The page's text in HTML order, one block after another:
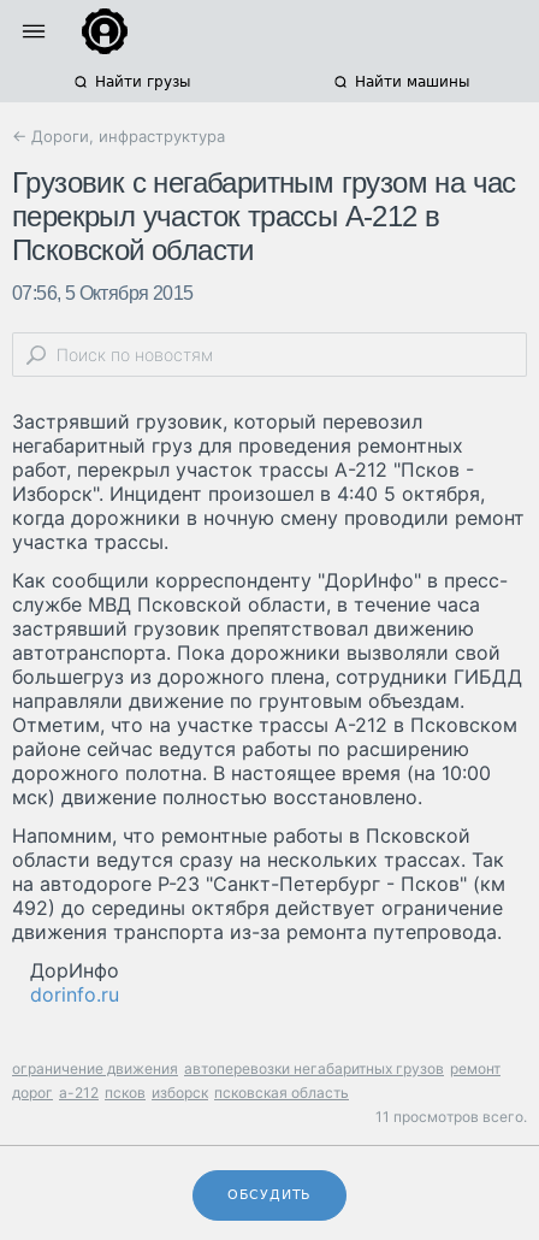
Найти грузы Найти машины
← Дороги, инфраструктура
Грузовик с негабаритным грузом на час
перекрыл участок трассы А-212 в
Псковской области
07:56, 5 Октября 2015
Застрявший грузовик, который перевозил
негабаритный груз для проведения ремонтных
работ, перекрыл участок трассы А-212 "Псков -
Изборск". Инцидент произошел в 4:40 5 октября,
когда дорожники в ночную смену проводили ремонт
участка трассы.
Как сообщили корреспонденту "ДорИнфо" в пресс-
службе МВД Псковской области, в течение часа
застрявший грузовик препятствовал движению
автотранспорта. Пока дорожники вызволяли свой
большегруз из дорожного плена, сотрудники ГИБДД
направляли движение по грунтовым объездам.
Отметим, что на участке трассы А-212 в Псковском
районе сейчас ведутся работы по расширению
дорожного полотна. В настоящее время (на 10:00
мск) движение полностью восстановлено.
Напомним, что ремонтные работы в Псковской
области ведутся сразу на нескольких трассах. Так
на автодороге Р-23 "Санкт-Петербург - Псков" (км
492) до середины октября действует ограничение
движения транспорта из-за ремонта путепровода.
ДорИнфо
dorinfo.ru
ограничение движения автоперевозки негабаритных грузов ремонт
дорог а-212 псков изборск псковская область
11 просмотров всего.
ОБСУДИТЬ